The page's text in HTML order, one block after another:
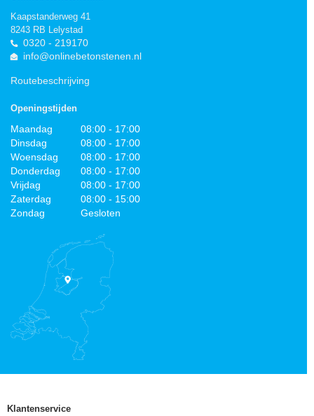
Kaapstanderweg 41
8243 RB Lelystad
0320 - 219170
info@onlinebetonstenen.nl
Routebeschrijving
Openingstijden
Maandag
08:00 - 17:00
Dinsdag
08:00 - 17:00
Woensdag
08:00 - 17:00
Donderdag
08:00 - 17:00
Vrijdag
08:00 - 17:00
Zaterdag
08:00 - 15:00
Zondag
Gesloten
Klantenservice